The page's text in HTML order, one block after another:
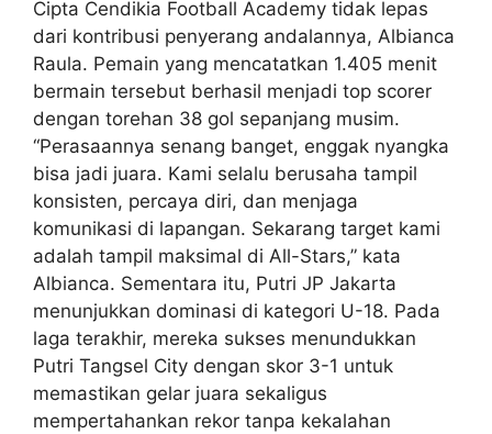
Cipta Cendikia Football Academy tidak lepas
dari kontribusi penyerang andalannya, Albianca
Raula. Pemain yang mencatatkan 1.405 menit
bermain tersebut berhasil menjadi top scorer
dengan torehan 38 gol sepanjang musim.
“Perasaannya senang banget, enggak nyangka
bisa jadi juara. Kami selalu berusaha tampil
konsisten, percaya diri, dan menjaga
komunikasi di lapangan. Sekarang target kami
adalah tampil maksimal di All-Stars,” kata
Albianca. Sementara itu, Putri JP Jakarta
menunjukkan dominasi di kategori U-18. Pada
laga terakhir, mereka sukses menundukkan
Putri Tangsel City dengan skor 3-1 untuk
memastikan gelar juara sekaligus
mempertahankan rekor tanpa kekalahan